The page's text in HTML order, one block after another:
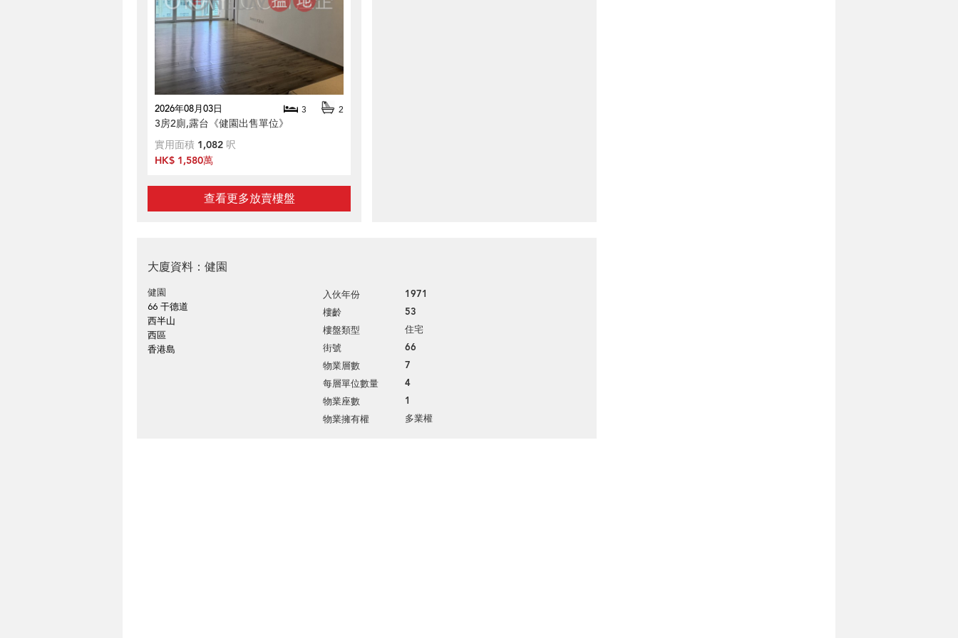
2026年08月03日 3 2
3房2廁,露台《健園出售單位》
實用面積 1,082 呎
HK$ 1,580萬
查看更多放賣樓盤
大廈資料：健園
健園
66 干德道
西半山
西區
香港島
入伙年份 1971
樓齡 53
樓盤類型 住宅
街號 66
物業層數 7
每層單位數量 4
物業座數 1
物業擁有權 多業權